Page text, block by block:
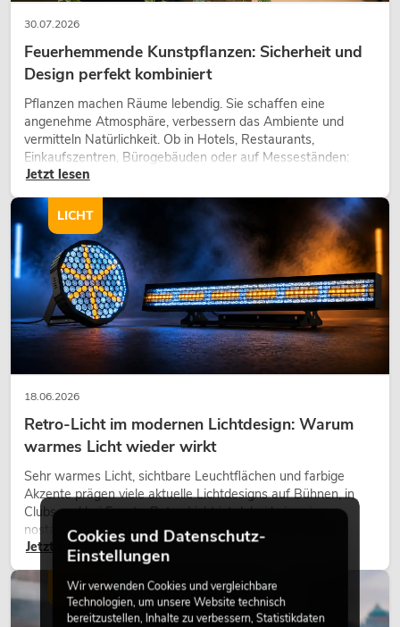
30.07.2026
Feuerhemmende Kunstpflanzen: Sicherheit und
Design perfekt kombiniert
Pflanzen machen Räume lebendig. Sie schaffen eine
angenehme Atmosphäre, verbessern das Ambiente und
vermitteln Natürlichkeit. Ob in Hotels, Restaurants,
Einkaufszentren, Bürogebäuden oder auf Messeständen:
eine hochwertige Begrünung gehört heute längst zum
Jetzt lesen
18.06.2026
Retro-Licht im modernen Lichtdesign: Warum
warmes Licht wieder wirkt
Sehr warmes Licht, sichtbare Leuchtflächen und farbige
Akzente prägen viele aktuelle Lichtdesigns auf Bühnen, in
Clubs und bei Events. Retro-Licht ist dabei kein rein
nostalgischer Effekt, sondern ein bewusst eingesetztes
Gestaltungsmittel: Es schafft Atmosphäre, gibt Szenen
Charakter und kann technische LED-Setups emotionaler
wirken lassen.
Jetzt lesen
LICHT
LICHT
Cookies und Datenschutz-
Einstellungen
Wir verwenden Cookies und vergleichbare
Technologien, um unsere Website technisch
bereitzustellen, Inhalte zu verbessern, Statistikdaten